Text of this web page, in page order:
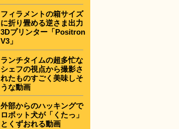
フィラメントの箱サイズ
に折り畳める逆さま出力
3Dプリンター「Positron
V3」
ランチタイムの超多忙な
シェフの視点から撮影さ
れたものすごく美味しそ
うな動画
外部からのハッキングで
ロボット犬が「くたっ」
とくずおれる動画